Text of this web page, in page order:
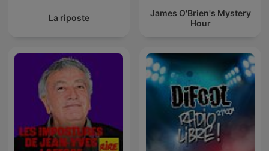
La riposte
James O'Brien's Mystery
Hour